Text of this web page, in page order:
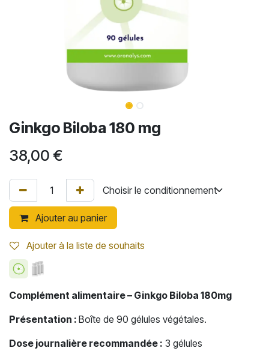
Ginkgo Biloba 180 mg
38,00 €
Ajouter au panier
Ajouter à la liste de souhaits
Complément alimentaire – Ginkgo Biloba 180mg
Présentation : Boîte de 90 gélules végétales.
Dose journalière recommandée : 3 gélules